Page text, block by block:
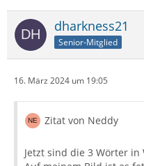
dharkness21
Senior-Mitglied
16. März 2024 um 19:05
Zitat von Neddy
Jetzt sind die 3 Wörter